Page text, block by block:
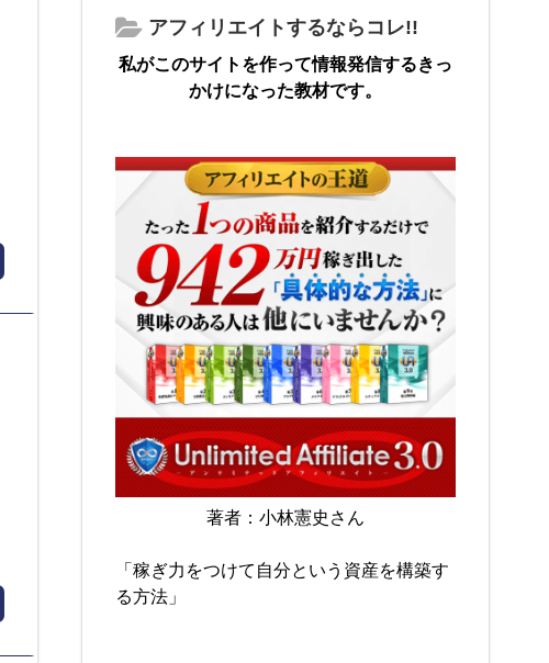
アフィリエイトするならコレ!!
私がこのサイトを作って情報発信するきっ
かけになった教材です。
著者：小林憲史さん
「稼ぎ力をつけて自分という資産を構築す
る方法」